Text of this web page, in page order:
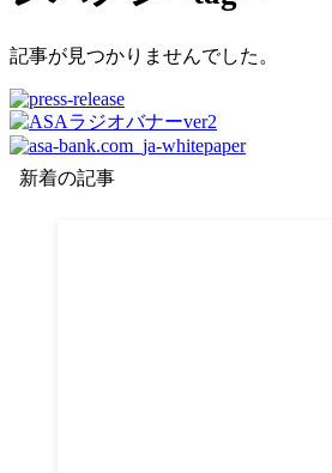
記事が見つかりませんでした。
新着の記事